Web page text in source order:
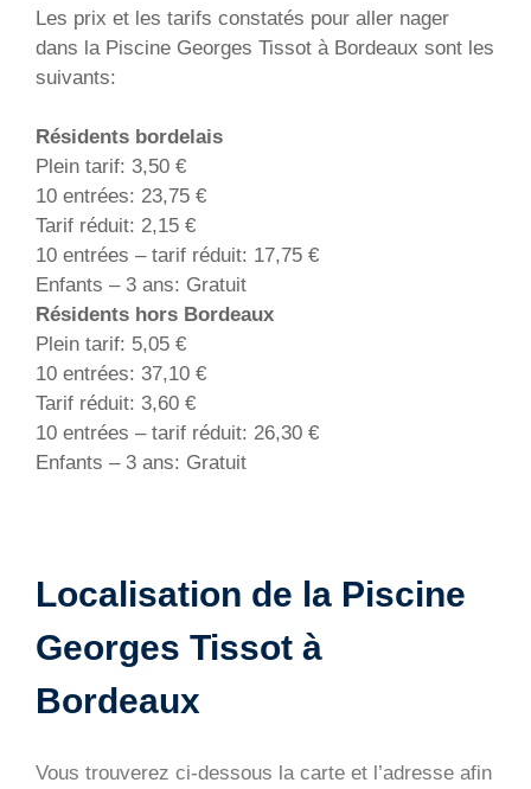
Les prix et les tarifs constatés pour aller nager
dans la Piscine Georges Tissot à Bordeaux sont les
suivants:
Résidents bordelais
Plein tarif: 3,50 €
10 entrées: 23,75 €
Tarif réduit: 2,15 €
10 entrées – tarif réduit: 17,75 €
Enfants – 3 ans: Gratuit
Résidents hors Bordeaux
Plein tarif: 5,05 €
10 entrées: 37,10 €
Tarif réduit: 3,60 €
10 entrées – tarif réduit: 26,30 €
Enfants – 3 ans: Gratuit
Localisation de la Piscine
Georges Tissot à
Bordeaux
Vous trouverez ci-dessous la carte et l’adresse afin